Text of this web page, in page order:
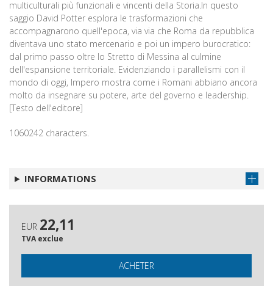
multiculturali più funzionali e vincenti della Storia.In questo
saggio David Potter esplora le trasformazioni che
accompagnarono quell'epoca, via via che Roma da repubblica
diventava uno stato mercenario e poi un impero burocratico:
dal primo passo oltre lo Stretto di Messina al culmine
dell'espansione territoriale. Evidenziando i parallelismi con il
mondo di oggi, Impero mostra come i Romani abbiano ancora
molto da insegnare su potere, arte del governo e leadership.
[Testo dell'editore]
1060242 characters.
INFORMATIONS
EUR 22,11
TVA exclue
ACHETER